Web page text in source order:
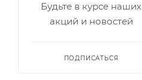
Будьте в курсе наших
акций и новостей
ПОДПИСАТЬСЯ